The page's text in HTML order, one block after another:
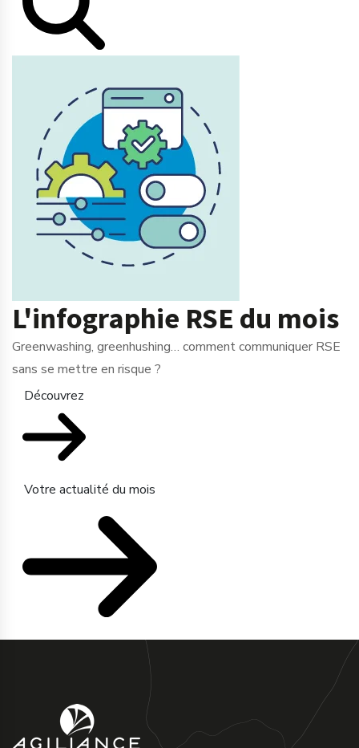
L'infographie RSE du mois
Greenwashing, greenhushing… comment communiquer RSE
sans se mettre en risque ?
Découvrez
Votre actualité du mois